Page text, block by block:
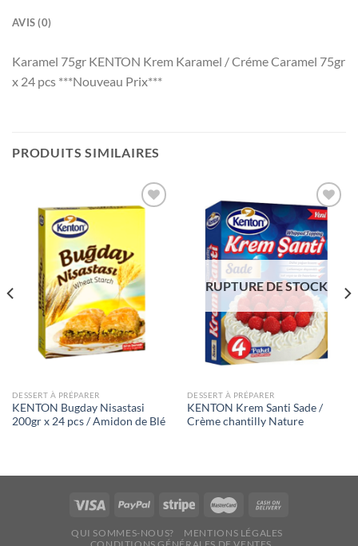
AVIS (0)
Karamel 75gr KENTON Krem Karamel / Créme Caramel 75gr
x 24 pcs ***Nouveau Prix***
PRODUITS SIMILAIRES
souhaits
DESSERT À PRÉPARER
KENTON Bugday Nisastasi
200gr x 24 pcs / Amidon de Blé
Ajouter
à la liste
de
souhaits
RUPTURE DE STOCK
DESSERT À PRÉPARER
KENTON Krem Santi Sade /
Crème chantilly Nature
QUI SOMMES-NOUS?
MENTIONS LÉGALES